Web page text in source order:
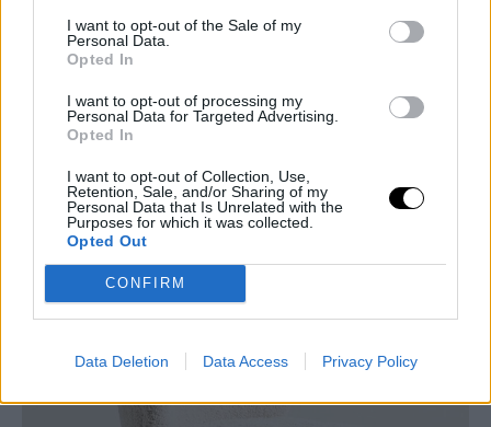
I want to opt-out of the Sale of my
Personal Data.
Opted In
I want to opt-out of processing my
Personal Data for Targeted Advertising.
Opted In
I want to opt-out of Collection, Use,
Retention, Sale, and/or Sharing of my
Personal Data that Is Unrelated with the
Purposes for which it was collected.
Opted Out
CONFIRM
Data Deletion Data Access Privacy Policy
Μπορεί η ίδια πολυθρόνα να μην είναι διαθέσιμη, ωστόσο,
βρήκαμε στα Zara Home